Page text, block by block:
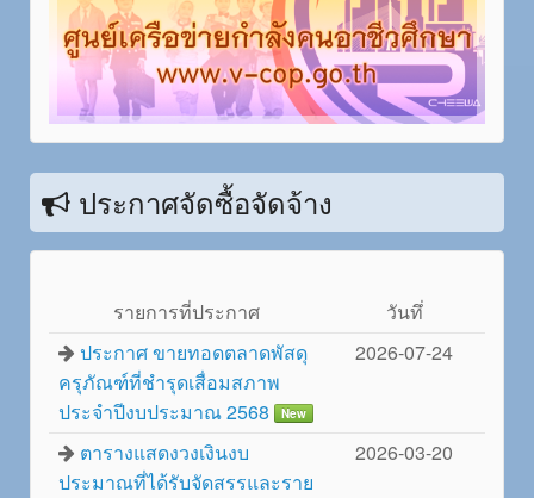
ประกาศจัดซื้อจัดจ้าง
รายการที่ประกาศ
วันทึ่
ประกาศ ขายทอดตลาดพัสดุ
ครุภัณฑ์ที่ชำรุดเสื่อมสภาพ
ประจำปีงบประมาณ 2568
New
2026-07-24
ตารางแสดงวงเงินงบ
ประมาณที่ได้รับจัดสรรและราย
2026-03-20